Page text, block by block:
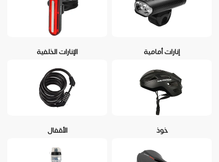
إنارات أمامية الإنارات الخلفية
خوذ الأقفال